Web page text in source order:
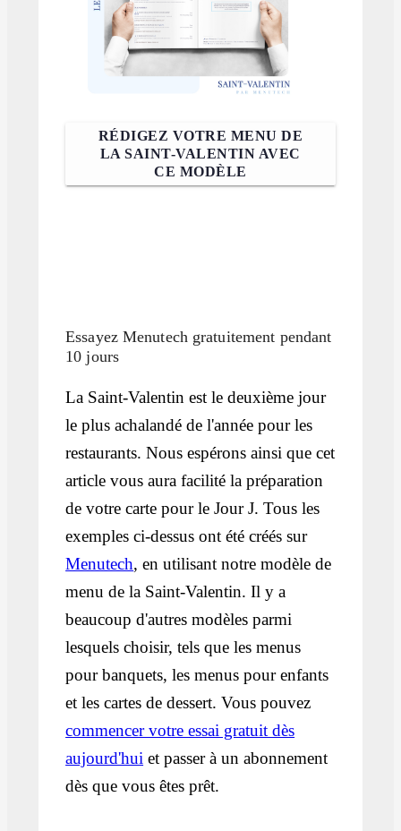
RÉDIGEZ VOTRE MENU DE
LA SAINT-VALENTIN AVEC
CE MODÈLE
Essayez Menutech gratuitement pendant
10 jours
La Saint-Valentin est le deuxième jour
le plus achalandé de l'année pour les
restaurants. Nous espérons ainsi que cet
article vous aura facilité la préparation
de votre carte pour le Jour J. Tous les
exemples ci-dessus ont été créés sur
Menutech, en utilisant notre modèle de
menu de la Saint-Valentin. Il y a
beaucoup d'autres modèles parmi
lesquels choisir, tels que les menus
pour banquets, les menus pour enfants
et les cartes de dessert. Vous pouvez
commencer votre essai gratuit dès
aujourd'hui et passer à un abonnement
dès que vous êtes prêt.